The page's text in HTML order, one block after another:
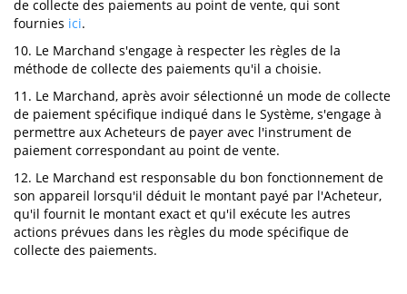
de collecte des paiements au point de vente, qui sont
fournies ici.
10. Le Marchand s'engage à respecter les règles de la
méthode de collecte des paiements qu'il a choisie.
11. Le Marchand, après avoir sélectionné un mode de collecte
de paiement spécifique indiqué dans le Système, s'engage à
permettre aux Acheteurs de payer avec l'instrument de
paiement correspondant au point de vente.
12. Le Marchand est responsable du bon fonctionnement de
son appareil lorsqu'il déduit le montant payé par l'Acheteur,
qu'il fournit le montant exact et qu'il exécute les autres
actions prévues dans les règles du mode spécifique de
collecte des paiements.